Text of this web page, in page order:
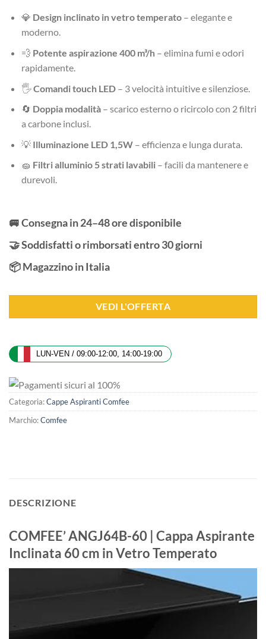
💎 Design inclinato in vetro temperato– elegante e
moderno.
💨 Potente aspirazione 400 m³/h– elimina fumi e odori
rapidamente.
🖐️Comandi touch LED– 3 velocità intuitive e silenziose.
🔄 Doppia modalità– scarico esterno o ricircolo con 2 filtri
a carbone inclusi.
💡 Illuminazione LED 1,5W– efficienza e lunga durata.
🧽 Filtri alluminio 5 strati lavabili– facili da mantenere e
durevoli.
🚐 Consegna in 24–48 ore disponibile
🤝 Soddisfatti o rimborsati entro 30 giorni
📦 Magazzino in Italia
VEDI L'OFFERTA
LUN-VEN / 09:00-12:00, 14:00-19:00
Categoria:Cappe Aspiranti Comfee
Marchio:Comfee
DESCRIZIONE
COMFEE’ ANGJ64B-60 | Cappa Aspirante
Inclinata 60 cm in Vetro Temperato